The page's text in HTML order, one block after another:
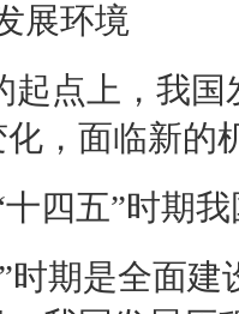
展环境
起点上，我
，面临新的
十四五”时期
时期是全面